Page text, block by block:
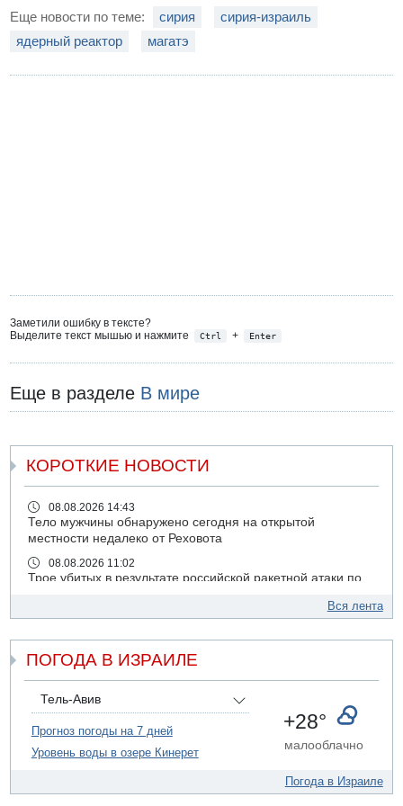
Еще новости по теме: сирия
сирия-израиль
ядерный реактор
магатэ
Заметили ошибку в тексте?
Выделите текст мышью и нажмите
Ctrl + Enter
Еще в разделе В мире
КОРОТКИЕ НОВОСТИ
08.08.2026 14:43
Тело мужчины обнаружено сегодня на открытой
местности недалеко от Реховота
08.08.2026 11:02
Трое убитых в результате российской ракетной атаки по
07.08.2026 20:43
07.08.2026 20:41
Ynet: "Хизбалла" запустила БПЛА со взрывчаткой по
07.08.2026 19:16
ДТП в Ашдоде: тяжело ранены двое маленьких детей
07.08.2026 19:14
Вся лента
ПОГОДА В ИЗРАИЛЕ
Тель-Авив
Прогноз погоды на 7 дней
Уровень воды в озере Кинерет
+28°
малооблачно
Погода в Израиле